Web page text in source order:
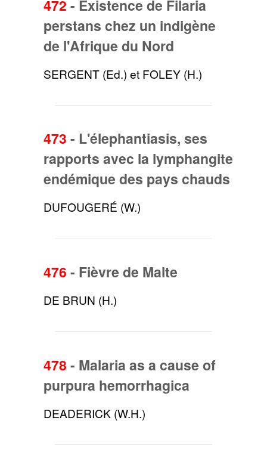
472 - Existence de Filaria
perstans chez un indigène
de l'Afrique du Nord
SERGENT (Ed.) et FOLEY (H.)
473 - L'élephantiasis, ses
rapports avec la lymphangite
endémique des pays chauds
DUFOUGERÉ (W.)
476 - Fièvre de Malte
DE BRUN (H.)
478 - Malaria as a cause of
purpura hemorrhagica
DEADERICK (W.H.)